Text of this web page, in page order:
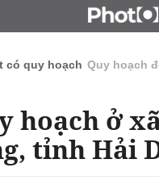
ĐẤU GIÁ - ĐẤU
có quy hoạch Quy hoạch
hoạch ở
tỉnh Hải